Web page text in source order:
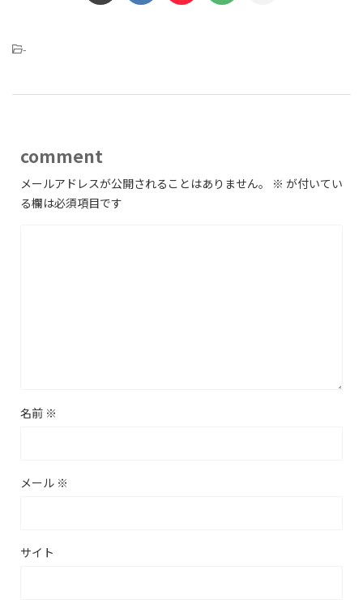
-
comment
メールアドレスが公開されることはありません。 ※ が付いてい
る欄は必須項目です
名前 ※
メール ※
サイト